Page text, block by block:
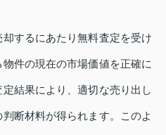
するにあたり無料査定を受け
件の現在の市場価値を正確に
結果により、適切な売り出し
断材料が得られます。このよ